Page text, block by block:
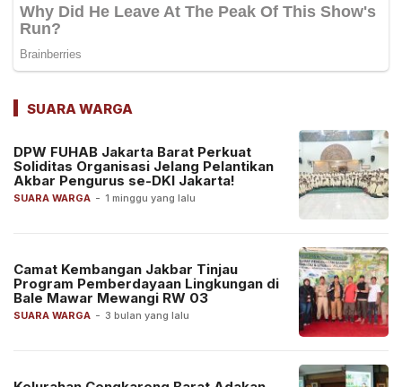
SUARA WARGA
SUARA WARGA - 1 minggu yang lalu
DPW FUHAB Jakarta Barat Perkuat
Soliditas Organisasi Jelang Pelantikan
Akbar Pengurus se-DKI Jakarta!
SUARA WARGA - 3 bulan yang lalu
Camat Kembangan Jakbar Tinjau
Program Pemberdayaan Lingkungan di
Bale Mawar Mewangi RW 03